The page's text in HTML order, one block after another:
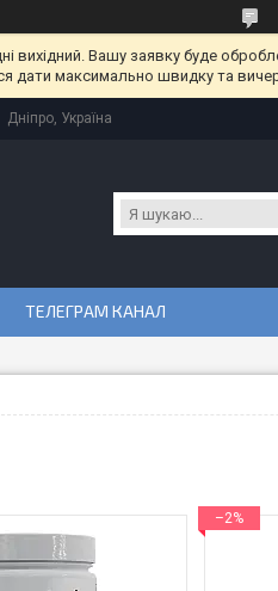
вихідний. Вашу заявку буде
дати максимально швидку та
Дніпро, Україна
ТЕЛЕГРАМ КАНАЛ
–2%